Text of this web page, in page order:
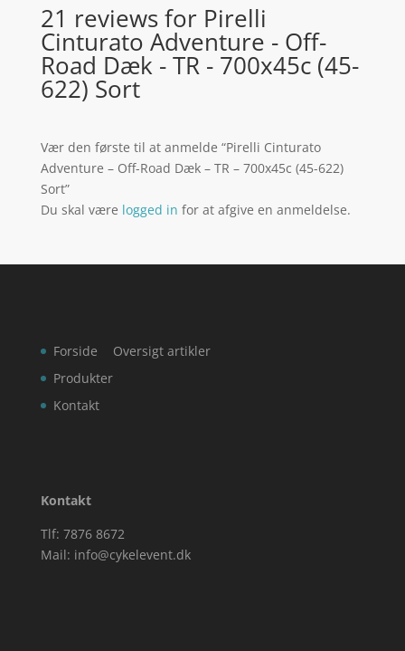
21 reviews for Pirelli
Cinturato Adventure - Off-
Road Dæk - TR - 700x45c (45-
622) Sort
Vær den første til at anmelde “Pirelli Cinturato
Adventure – Off-Road Dæk – TR – 700x45c (45-622)
Sort”
Du skal være logged in for at afgive en anmeldelse.
Forside
Produkter
Kontakt
Oversigt artikler
Kontakt
Tlf: 7876 8672
Mail: info@cykelevent.dk